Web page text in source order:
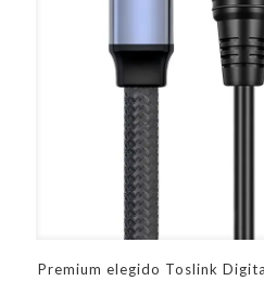
Premium elegido Toslink